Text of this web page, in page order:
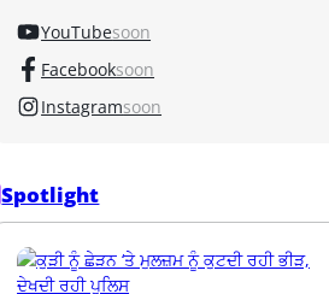
YouTubesoon
Facebooksoon
Instagramsoon
Spotlight